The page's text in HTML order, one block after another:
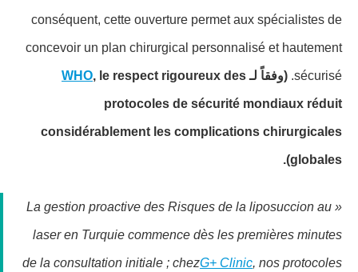
conséquent, cette ouverture permet aux spécialistes de
concevoir un plan chirurgical personnalisé et hautement
sécurisé. (وفقاً لـ WHO, le respect rigoureux des
protocoles de sécurité mondiaux réduit
considérablement les complications chirurgicales
globales).
« La gestion proactive des Risques de la liposuccion au
laser en Turquie commence dès les premières minutes
de la consultation initiale ; chezG+ Clinic, nos protocoles